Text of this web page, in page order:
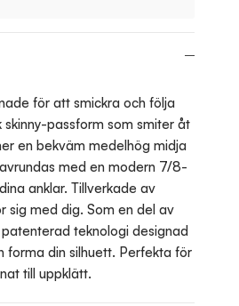
för att smickra och följa
skinny-passform som smiter åt
en bekväm medelhög midja
med en modern 7/8-
anklar. Tillverkade av
sig med dig. Som en del av
teknologi designad
forma din silhuett. Perfekta för
till uppklätt.